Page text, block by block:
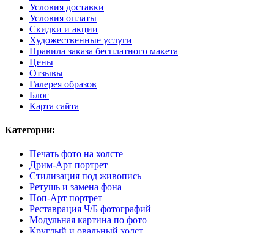
Условия доставки
Условия оплаты
Скидки и акции
Художественные услуги
Правила заказа бесплатного макета
Цены
Отзывы
Галерея образов
Блог
Карта сайта
Категории:
Печать фото на холсте
Дрим-Арт портрет
Стилизация под живопись
Ретушь и замена фона
Поп-Арт портрет
Реставрация Ч/Б фотографий
Модульная картина по фото